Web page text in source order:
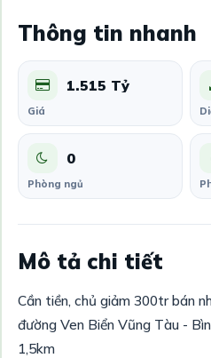
Thông tin nhanh
1.515 Tỷ
Giá
0
Phòng ngủ
Mô tả chi tiết
Cần tiền, chủ giảm 300tr bán
đường Ven Biển Vũng Tàu -
1,5km